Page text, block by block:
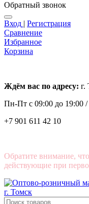
Обратный звонок
Вход | Регистрация
Сравнение
Избранное
Корзина
Ждём вас по адресу: г.
Пн-Пт с 09:00 до 19:00 /
+7 901 611 42 10
Обратите внимание,
действующие при